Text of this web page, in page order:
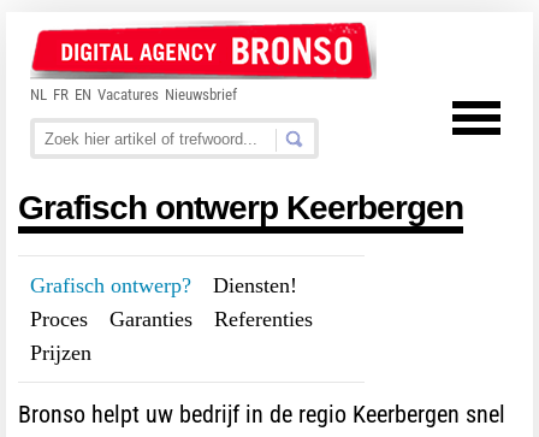
NL FR EN Vacatures Nieuwsbrief
Grafisch ontwerp Keerbergen
Grafisch ontwerp? Diensten!
Proces
Garanties Referenties
Prijzen
Bronso helpt uw bedrijf in de regio Keerbergen snel